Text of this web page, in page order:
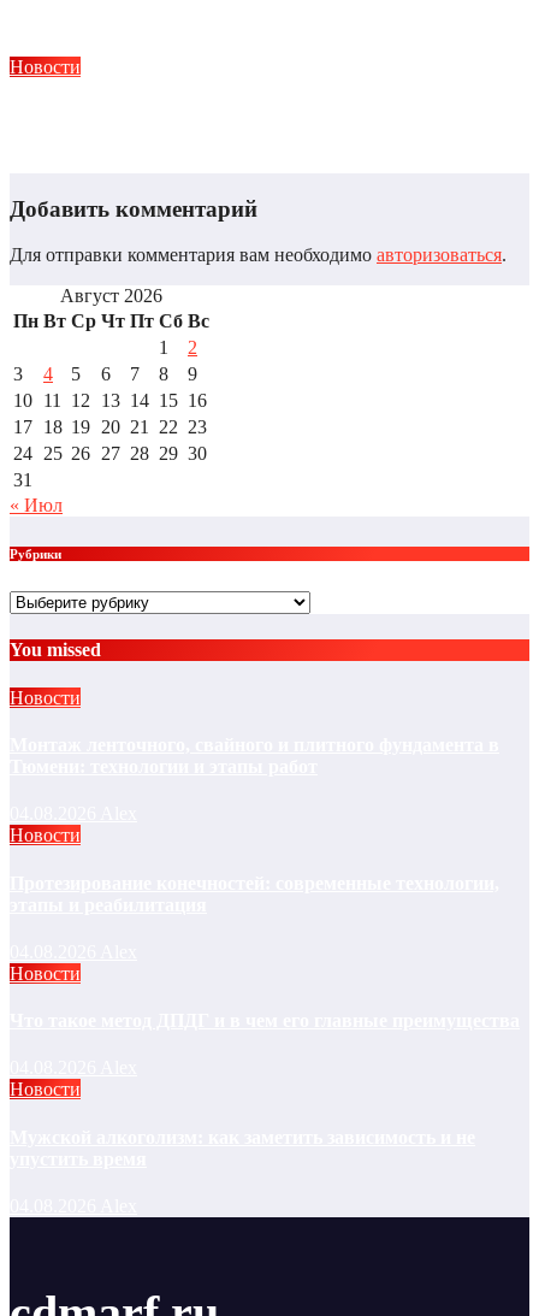
Новости
Добавить комментарий
Для отправки комментария вам необходимо авторизоваться.
Август 2026
Пн Вт Ср Чт Пт Сб Вс
1
2
3
4 5 6 7 8
9
10 11 12 13 14 15 16
17 18 19 20 21 22 23
24 25 26 27 28 29 30
31
« Июл
Рубрики
Рубрики
You missed
Новости
Новости
Новости
Новости